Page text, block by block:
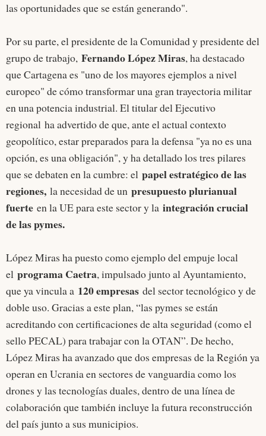
las oportunidades que se están generando".
Por su parte, el presidente de la Comunidad y presidente del
grupo de trabajo, Fernando López Miras, ha destacado
que Cartagena es "uno de los mayores ejemplos a nivel
europeo" de cómo transformar una gran trayectoria militar
en una potencia industrial. El titular del Ejecutivo
regional ha advertido de que, ante el actual contexto
geopolítico, estar preparados para la defensa "ya no es una
opción, es una obligación", y ha detallado los tres pilares
que se debaten en la cumbre: el papel estratégico de las
regiones, la necesidad de un presupuesto plurianual
fuerte en la UE para este sector y la integración crucial
de las pymes.
López Miras ha puesto como ejemplo del empuje local
el programa Caetra, impulsado junto al Ayuntamiento,
que ya vincula a 120 empresas del sector tecnológico y de
doble uso. Gracias a este plan, “las pymes se están
acreditando con certificaciones de alta seguridad (como el
sello PECAL) para trabajar con la OTAN”. De hecho,
López Miras ha avanzado que dos empresas de la Región ya
operan en Ucrania en sectores de vanguardia como los
drones y las tecnologías duales, dentro de una línea de
colaboración que también incluye la futura reconstrucción
del país junto a sus municipios.